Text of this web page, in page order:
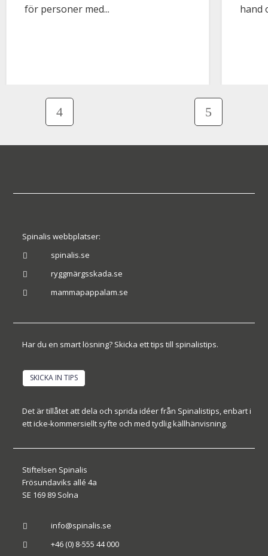
för personer med...
hand
Spinalis webbplatser:
 spinalis.se
 ryggmärgsskada.se
 mammapappalam.se
Har du en smart lösning? Skicka ett tips till spinalistips.
SKICKA IN TIPS
Det är tillåtet att dela och sprida idéer från Spinalistips, enbart i
ett icke-kommersiellt syfte och med tydlig källhänvisning.
Stiftelsen Spinalis
Frösundaviks allé 4a
SE 169 89 Solna
 info@spinalis.se
 +46 (0) 8-555 44 000